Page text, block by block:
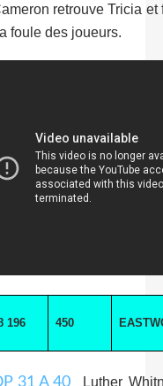
retrouve Tricia
foule des joueurs.
196 450
Luther